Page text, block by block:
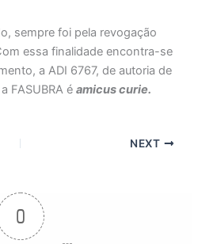
sempre foi pela revogação
essa finalidade encontra-se
a ADI 6767, de autoria de
FASUBRA éamicus curie.
NEXT
0